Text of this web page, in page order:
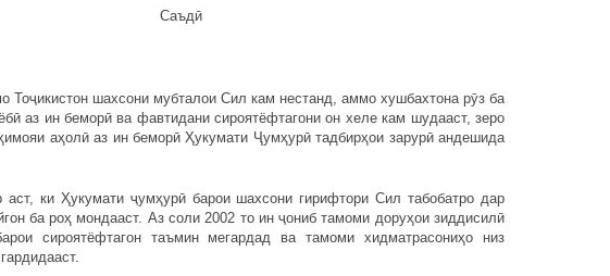
шахсони мубталои Сил кам нестанд, аммо хушбахтона рӯз ба
аз ин беморӣ ва фавтидани сироятёфтагони он хеле кам шудааст, зеро
аҳолӣ аз ин беморӣ Ҳукумати Ҷумҳурӣ тадбирҳои зарурӣ андешида
ки Ҳукумати ҷумҳурӣ барои шахсони гирифтори Сил табобатро дар
ба роҳ мондааст. Аз соли 2002 то ин ҷониб тамоми доруҳои зиддисилӣ
сироятёфтагон таъмин мегардад ва тамоми хидматрасониҳо низ